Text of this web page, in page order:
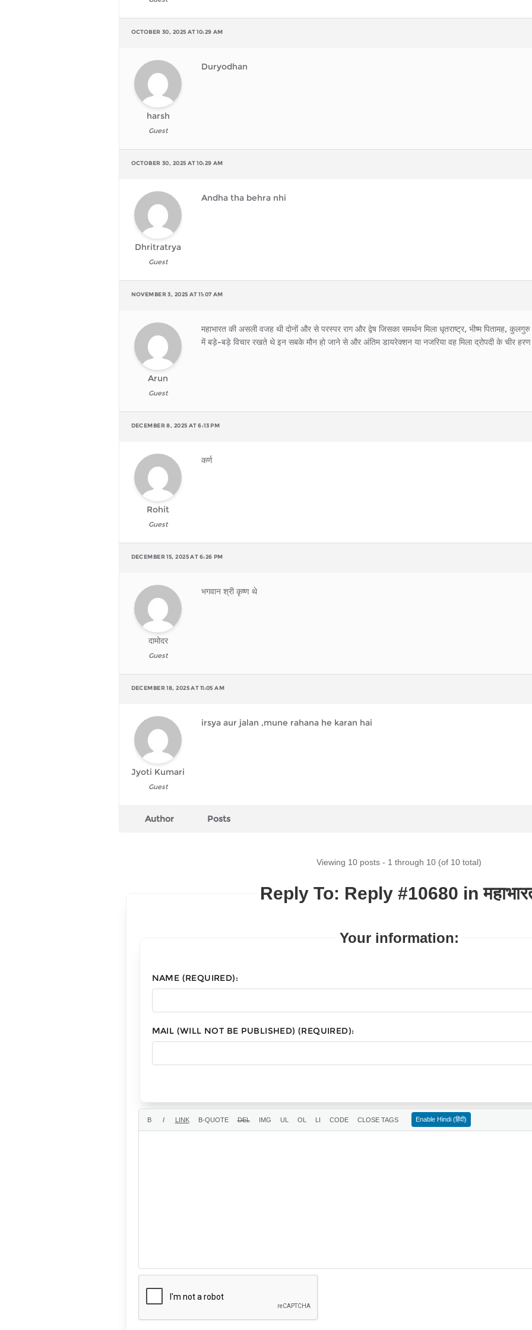
OCTOBER 30, 2025 AT 10:29 AM
harsh
Guest
Duryodhan
OCTOBER 30, 2025 AT 10:29 AM
Dhritratrya
Guest
Andha tha behra nhi
NOVEMBER 3, 2025 AT 11:07 AM
Arun
Guest
महाभारत की असली वजह थी दोनों और से परस्पर राग और द्वेष जिसका समर्थन मिला धृतराष्ट्र, भीष्म पितामह,
में बड़े-बड़े विचार रखते थे इन सबके मौन हो जाने से और अंतिम डायरेक्शन या नजरिया वह मिला द्रोपदी के चीर हरण
DECEMBER 8, 2025 AT 6:13 PM
Rohit
Guest
कर्ण
DECEMBER 15, 2025 AT 6:26 PM
दामोदर
Guest
भगवान श्री कृष्ण थे
DECEMBER 18, 2025 AT 11:05 AM
Jyoti Kumari
Guest
irsya aur jalan ,mune rahana he karan hai
Author Posts
Viewing 10 posts - 1 through 10 (of 10 total)
Reply To: Reply #10680 in
Your information:
NAME (REQUIRED):
MAIL (WILL NOT BE PUBLISHED) (REQUIRED):
Enable Hindi (हिंदी)